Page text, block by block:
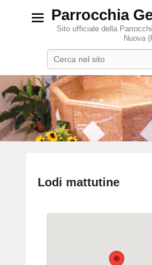
Parrocchia
Sito ufficiale della
Nuova
Lodi mattutine